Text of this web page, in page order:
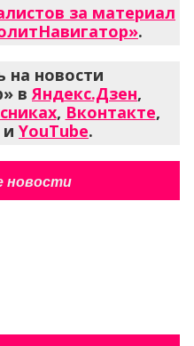
за материал
.
на новости
вЯндекс.Дзен,
, Вконтакте,
и YouTube.
новости